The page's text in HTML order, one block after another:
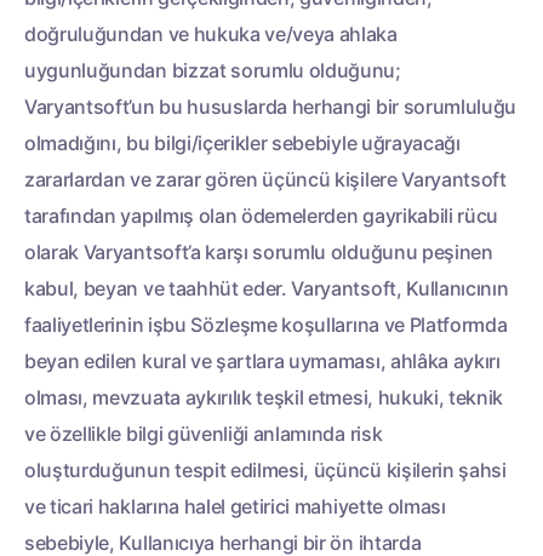
doğruluğundan ve hukuka ve/veya ahlaka
uygunluğundan bizzat sorumlu olduğunu;
Varyantsoft’un bu hususlarda herhangi bir sorumluluğu
olmadığını, bu bilgi/içerikler sebebiyle uğrayacağı
zararlardan ve zarar gören üçüncü kişilere Varyantsoft
tarafından yapılmış olan ödemelerden gayrikabili rücu
olarak Varyantsoft’a karşı sorumlu olduğunu peşinen
kabul, beyan ve taahhüt eder. Varyantsoft, Kullanıcının
faaliyetlerinin işbu Sözleşme koşullarına ve Platformda
beyan edilen kural ve şartlara uymaması, ahlâka aykırı
olması, mevzuata aykırılık teşkil etmesi, hukuki, teknik
ve özellikle bilgi güvenliği anlamında risk
oluşturduğunun tespit edilmesi, üçüncü kişilerin şahsi
ve ticari haklarına halel getirici mahiyette olması
sebebiyle, Kullanıcıya herhangi bir ön ihtarda